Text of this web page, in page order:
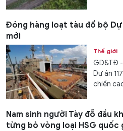
Đóng hàng loạt tàu đổ bộ Dự
mới
Thế giới
GD&TĐ
Dự án
chiến
Nam sinh người Tày đỗ đầu
từng bỏ vòng loại HSG quốc